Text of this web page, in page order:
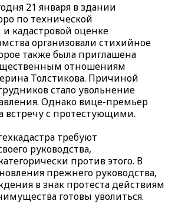
21 января в здании
по технической
кадастровой оценке
организовали стихийное
также была приглашена
отношениям
Толстикова. Причиной
стало увольнение
Однако вице-премьер
встречу с протестующими.
требуют
руководства,
против этого. В
прежнего руководства,
в знак протеста действиям
готовы уволиться.